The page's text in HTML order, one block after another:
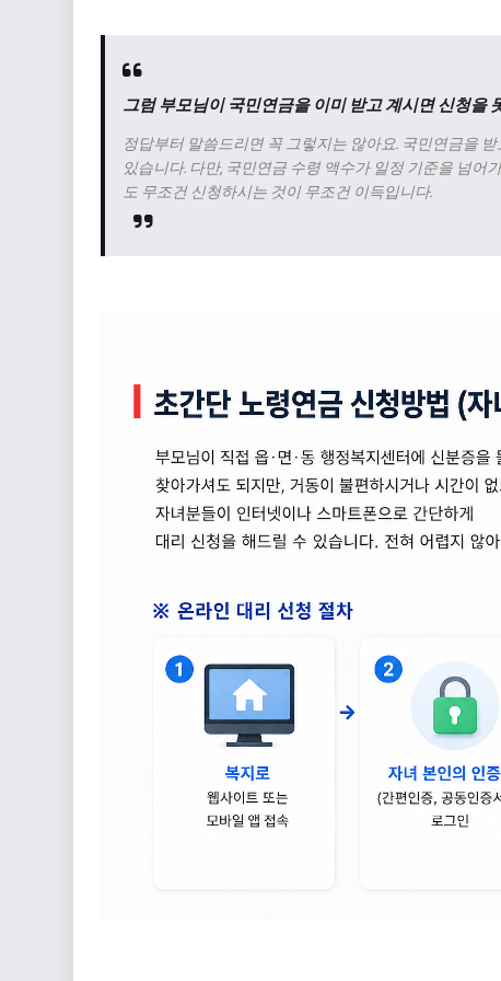
그럼 부모님이 국민연금을 이미 받고 계시면 신청을
정답부터 말씀드리면 꼭 그렇지는 않아요. 국민연금을
있습니다. 다만, 국민연금 수령 액수가 일정 기준을 넘
도 무조건 신청하시는 것이 무조건 이득입니다.